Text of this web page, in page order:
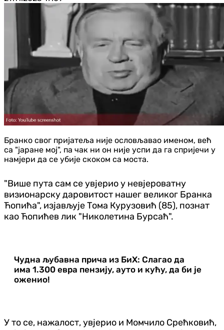
Бранко свог пријатеља није ословљавао именом, већ
са "јаране мој", па чак ни он није успи да га спријечи у
намјери да се убије скоком са моста.
"Више пута сам се увјерио у невјероватну
визионарску даровитост нашег великог Бранка
Ћопића", изјављује Тома Курузовић (85), познат
као Ћопићев лик "Николетина Бурсаћ".
Чудна љубавна прича из БиХ: Слагао да
има 1.300 евра пензију, ауто и кућу, да би је
оженио!
У то се, нажалост, увјерио и Момчило Срећковић,